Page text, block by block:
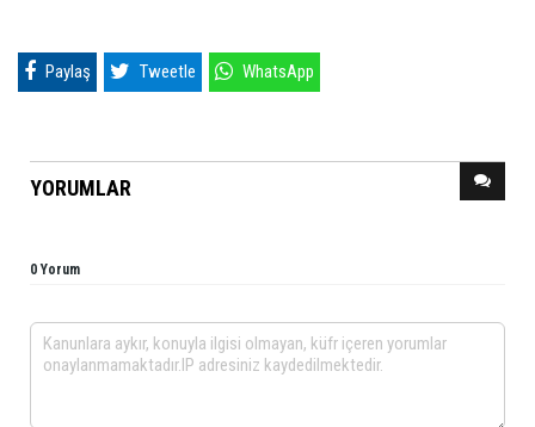
Paylaş Tweetle WhatsApp
YORUMLAR
0 Yorum